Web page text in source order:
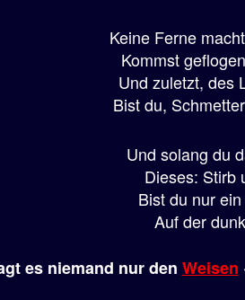
Keine Ferne
Kommst
Und zuletzt, des
Bist du,
Und solang du
Dieses: Stirb
Bist du nur
Auf der
es niemand nur den Weisen